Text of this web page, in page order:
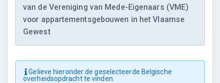
van de Vereniging van Mede-Eigenaars (VME)
voor appartementsgebouwen in het Vlaamse
Gewest
Gelieve hieronder de geselecteerde Belgische
overheidsopdracht te vinden.